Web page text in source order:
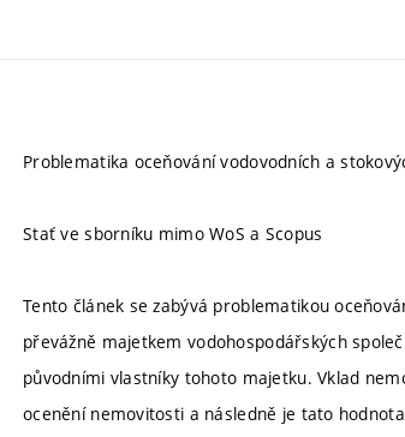
Problematika oceňování vodovodních a
Stať ve sborníku mimo WoS a Scopus
Tento článek se zabývá problematikou
převážně majetkem vodohospodářských
původními vlastníky tohoto majetku. Vklad
ocenění nemovitosti a následně je tato